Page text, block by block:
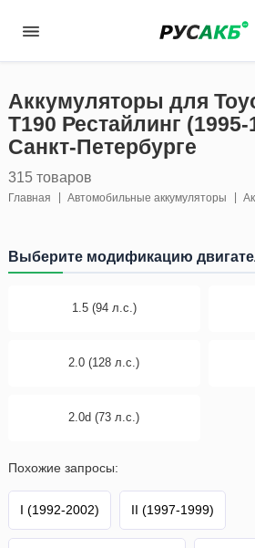
Аккумуляторы для
T190 Рестайлинг (1995-
Санкт-Петербурге
315 товаров
Главная Автомобильные аккумуляторы
Выберите модификацию
1.5 (94 л.с.)
2.0 (128 л.с.)
2.0d (73 л.с.)
Похожие запросы:
I (1992-2002) II (1997-1999)